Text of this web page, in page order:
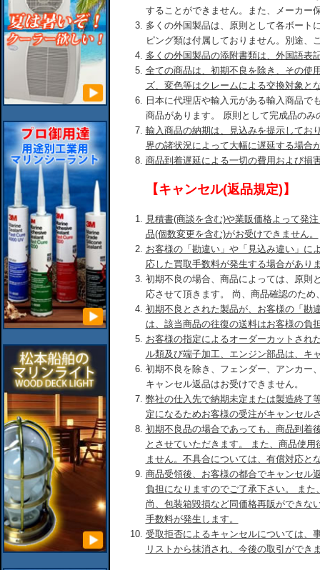
することができません。また、メーカー
多くの外国製品は、原則として各ボート
ピング類は付属しておりません。別途、
多くの外国製品の添附書類は、外国語表
全ての商品は、初期不良を除き、その使
ズ、変色等はクレームによる交換対象と
日本に代理店や輸入元がある輸入商品で
商品があります。 原則として完成品のみ
輸入商品の納期は、見込みを提示してお
界の諸状況によって大幅に遅延する場合
商品到着遅延による一切の費用および損
【キャンセル(返品規定)】
見積書(商談を含む)や業販価格よって発
品(個数変更を含む)がお受けできません。
お客様の「勘違い」や「見込み違い」に
応した買取手数料が発生する場合があり
初期不良の場合、商品によっては、原則
応させて頂きます。 尚、商品確認のた
初期不良とされた製品が、お客様の「勘
は、該当商品の往復の送料はお客様の負
お客様の指定によるオーダーカットされ
ル類及び端子加工、エンジン部品は、キ
初期不良を除き、フェンダー、アンカー
キャンセル返品はお受けできません。
弊社の仕入先で納期未定または製造終了
定になるためお客様の受注がキャンセル
初期不良品の場合であっても、商品到着
とさせていただきます。 また、商品使
ません。不具合については、有償対応と
商品受領後、お客様の都合でキャンセル
負担になりますのでご了承下さい。 ま
尚、包装箱毀損など同価格再販ができな
手数料が発生します。
受取拒否によるキャンセルについては、
リストから抹消され、今後の取引ができ